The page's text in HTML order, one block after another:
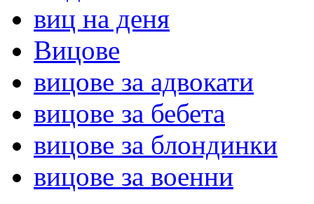
виц на деня
Вицове
вицове за адвокати
вицове за бебета
вицове за блондинки
вицове за военни